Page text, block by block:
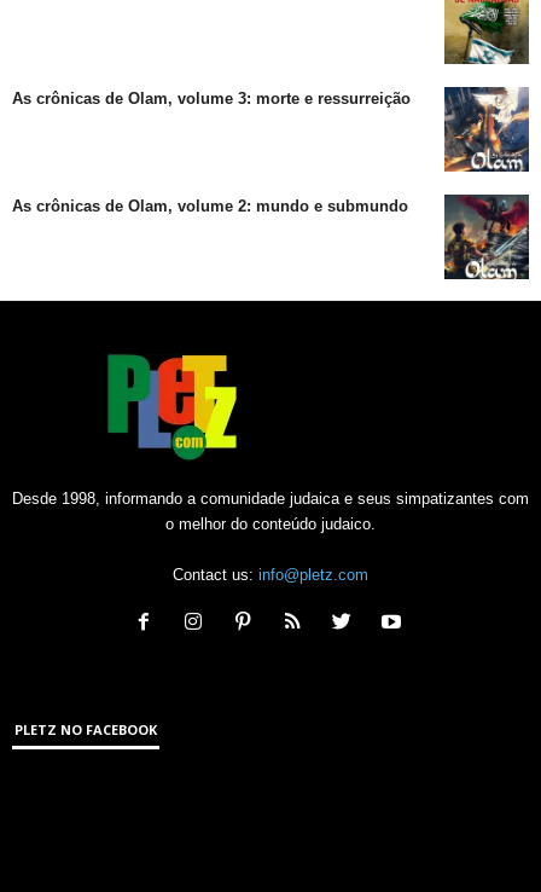
As crônicas de Olam, volume 3: morte e ressurreição
As crônicas de Olam, volume 2: mundo e submundo
Desde 1998, informando a comunidade judaica e seus simpatizantes com
o melhor do conteúdo judaico.
Contact us: info@pletz.com
PLETZ NO FACEBOOK